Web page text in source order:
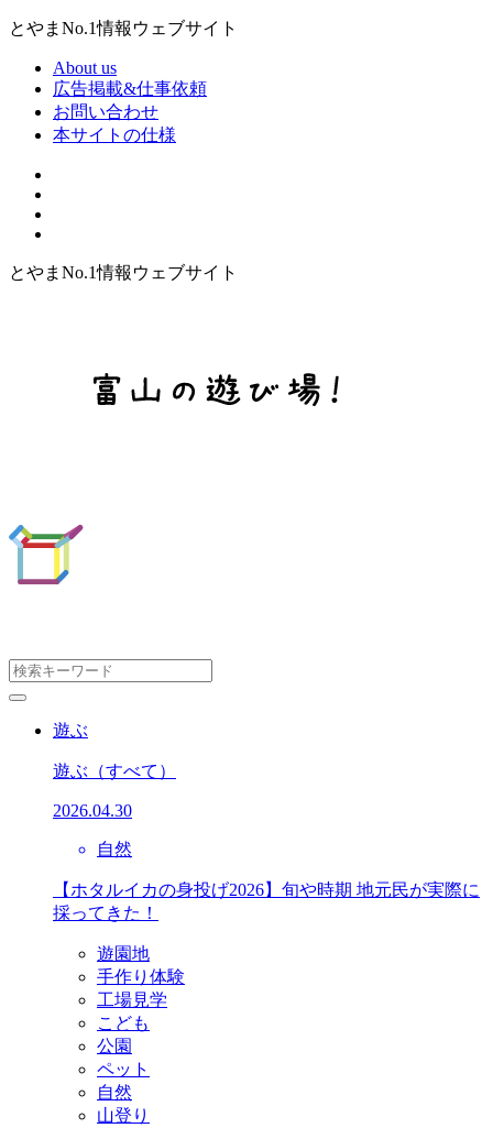
とやまNo.1情報ウェブサイト
About us
広告掲載&仕事依頼
お問い合わせ
本サイトの仕様
とやまNo.1情報ウェブサイト
遊ぶ
遊ぶ （すべて）
2026.04.30
自然
【ホタルイカの身投げ2026】旬や時期 地元民が実際に
採ってきた！
遊園地
手作り体験
工場見学
こども
公園
ペット
自然
山登り